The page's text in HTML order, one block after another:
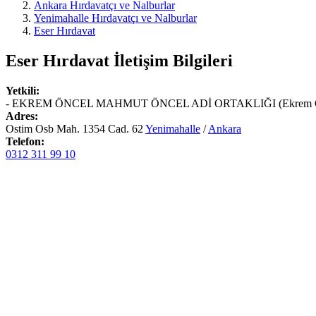
Ankara Hırdavatçı ve Nalburlar
Yenimahalle Hırdavatçı ve Nalburlar
Eser Hırdavat
Eser Hırdavat İletişim Bilgileri
Yetkili:
- EKREM ÖNCEL MAHMUT ÖNCEL ADİ ORTAKLIĞI (Ekrem
Adres:
Ostim Osb Mah. 1354 Cad. 62 Yenimahalle /Ankara
Telefon:
0312 311 99 10